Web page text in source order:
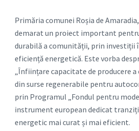
Primăria comunei Roșia de
demarat un proiect important
durabilă a comunității, prin investiții
eficiență energetică. Este vorba
„Înființare capacitate de producere
din surse regenerabile pentru
prin Programul „Fondul pentru
instrument european dedicat
energetic mai curat și mai eficient.